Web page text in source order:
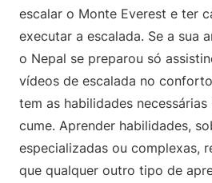
escalar o Monte Everest e ter
executar a escalada. Se a sua
o Nepal se preparou só
vídeos de escalada no
tem as habilidades
cume. Aprender habilidades,
especializadas ou complexas,
que qualquer outro tipo de